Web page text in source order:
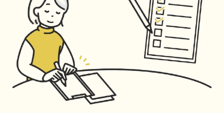
移行期医療
当サイトについて
会員登録のメリット
お問合せ
難病患者さんの生活と治療に関する実態調査